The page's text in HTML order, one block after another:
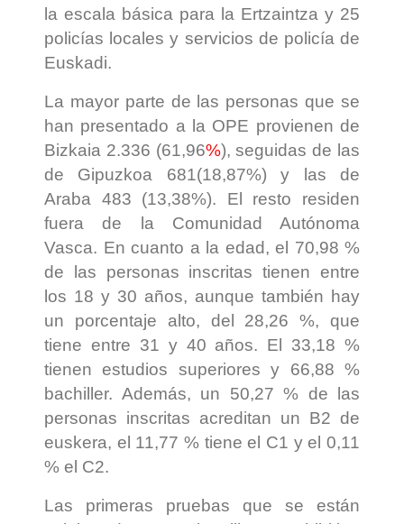
la escala básica para la Ertzaintza y 25
policías locales y servicios de policía de
Euskadi.
La mayor parte de las personas que se
han presentado a la OPE provienen de
Bizkaia 2.336 (61,96%), seguidas de las
de Gipuzkoa 681(18,87%) y las de
Araba 483 (13,38%). El resto residen
fuera de la Comunidad Autónoma
Vasca. En cuanto a la edad, el 70,98 %
de las personas inscritas tienen entre
los 18 y 30 años, aunque también hay
un porcentaje alto, del 28,26 %, que
tiene entre 31 y 40 años. El 33,18 %
tienen estudios superiores y 66,88 %
bachiller. Además, un 50,27 % de las
personas inscritas acreditan un B2 de
euskera, el 11,77 % tiene el C1 y el 0,11
% el C2.
Las primeras pruebas que se están